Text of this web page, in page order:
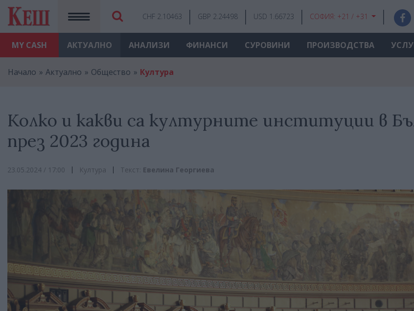
MY CASH
CHF 2.10463 GBP 2.24498 USD 1.66723 СОФИЯ: +21 / +31
АКТУАЛНО АНАЛИЗИ ФИНАНСИ СУРОВИНИ ПРОИЗВОДСТВА
Начало Актуално Общество Култура
Колко и какви са културните институции в
през 2023 година
23.05.2024 / 17:00 Култура Текст: Евелина Георгиева